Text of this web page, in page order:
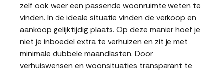
zelf ook weer een passende woonruimte weten te
vinden. In de ideale situatie vinden de verkoop en
aankoop gelijktijdig plaats. Op deze manier hoef je
niet je inboedel extra te verhuizen en zit je met
minimale dubbele maandlasten. Door
verhuiswensen en woonsituaties transparant te